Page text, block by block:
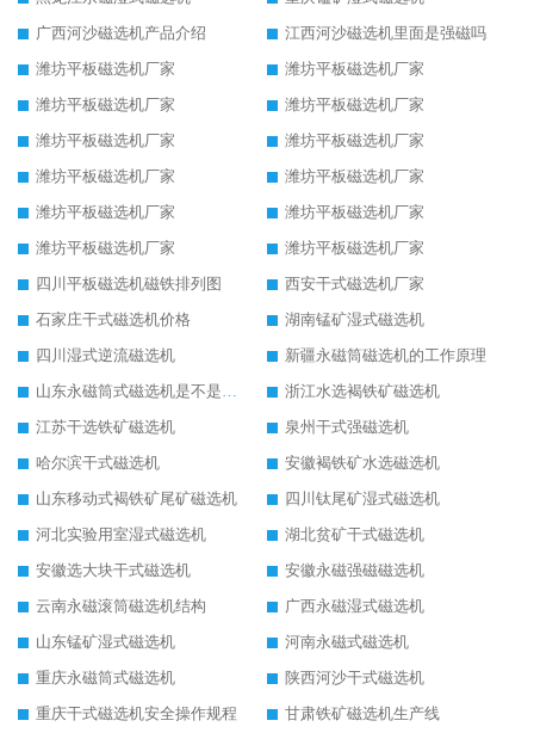
广西河沙磁选机产品介绍
江西河沙磁选机里面是强磁吗
潍坊平板磁选机厂家
潍坊平板磁选机厂家
潍坊平板磁选机厂家
潍坊平板磁选机厂家
潍坊平板磁选机厂家
潍坊平板磁选机厂家
潍坊平板磁选机厂家
潍坊平板磁选机厂家
潍坊平板磁选机厂家
潍坊平板磁选机厂家
潍坊平板磁选机厂家
潍坊平板磁选机厂家
四川平板磁选机磁铁排列图
西安干式磁选机厂家
石家庄干式磁选机价格
湖南锰矿湿式磁选机
四川湿式逆流磁选机
新疆永磁筒磁选机的工作原理
山东永磁筒式磁选机是不是强磁
浙江水选褐铁矿磁选机
江苏干选铁矿磁选机
泉州干式强磁选机
哈尔滨干式磁选机
安徽褐铁矿水选磁选机
山东移动式褐铁矿尾矿磁选机
四川钛尾矿湿式磁选机
河北实验用室湿式磁选机
湖北贫矿干式磁选机
安徽选大块干式磁选机
安徽永磁强磁磁选机
云南永磁滚筒磁选机结构
广西永磁湿式磁选机
山东锰矿湿式磁选机
河南永磁式磁选机
重庆永磁筒式磁选机
陕西河沙干式磁选机
重庆干式磁选机安全操作规程
甘肃铁矿磁选机生产线